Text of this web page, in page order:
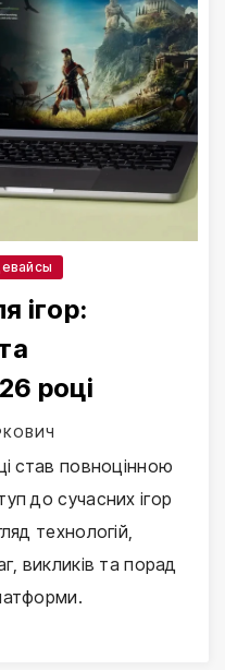
ігор:
році
став повноцінною
до сучасних ігор
технологій,
викликів та порад